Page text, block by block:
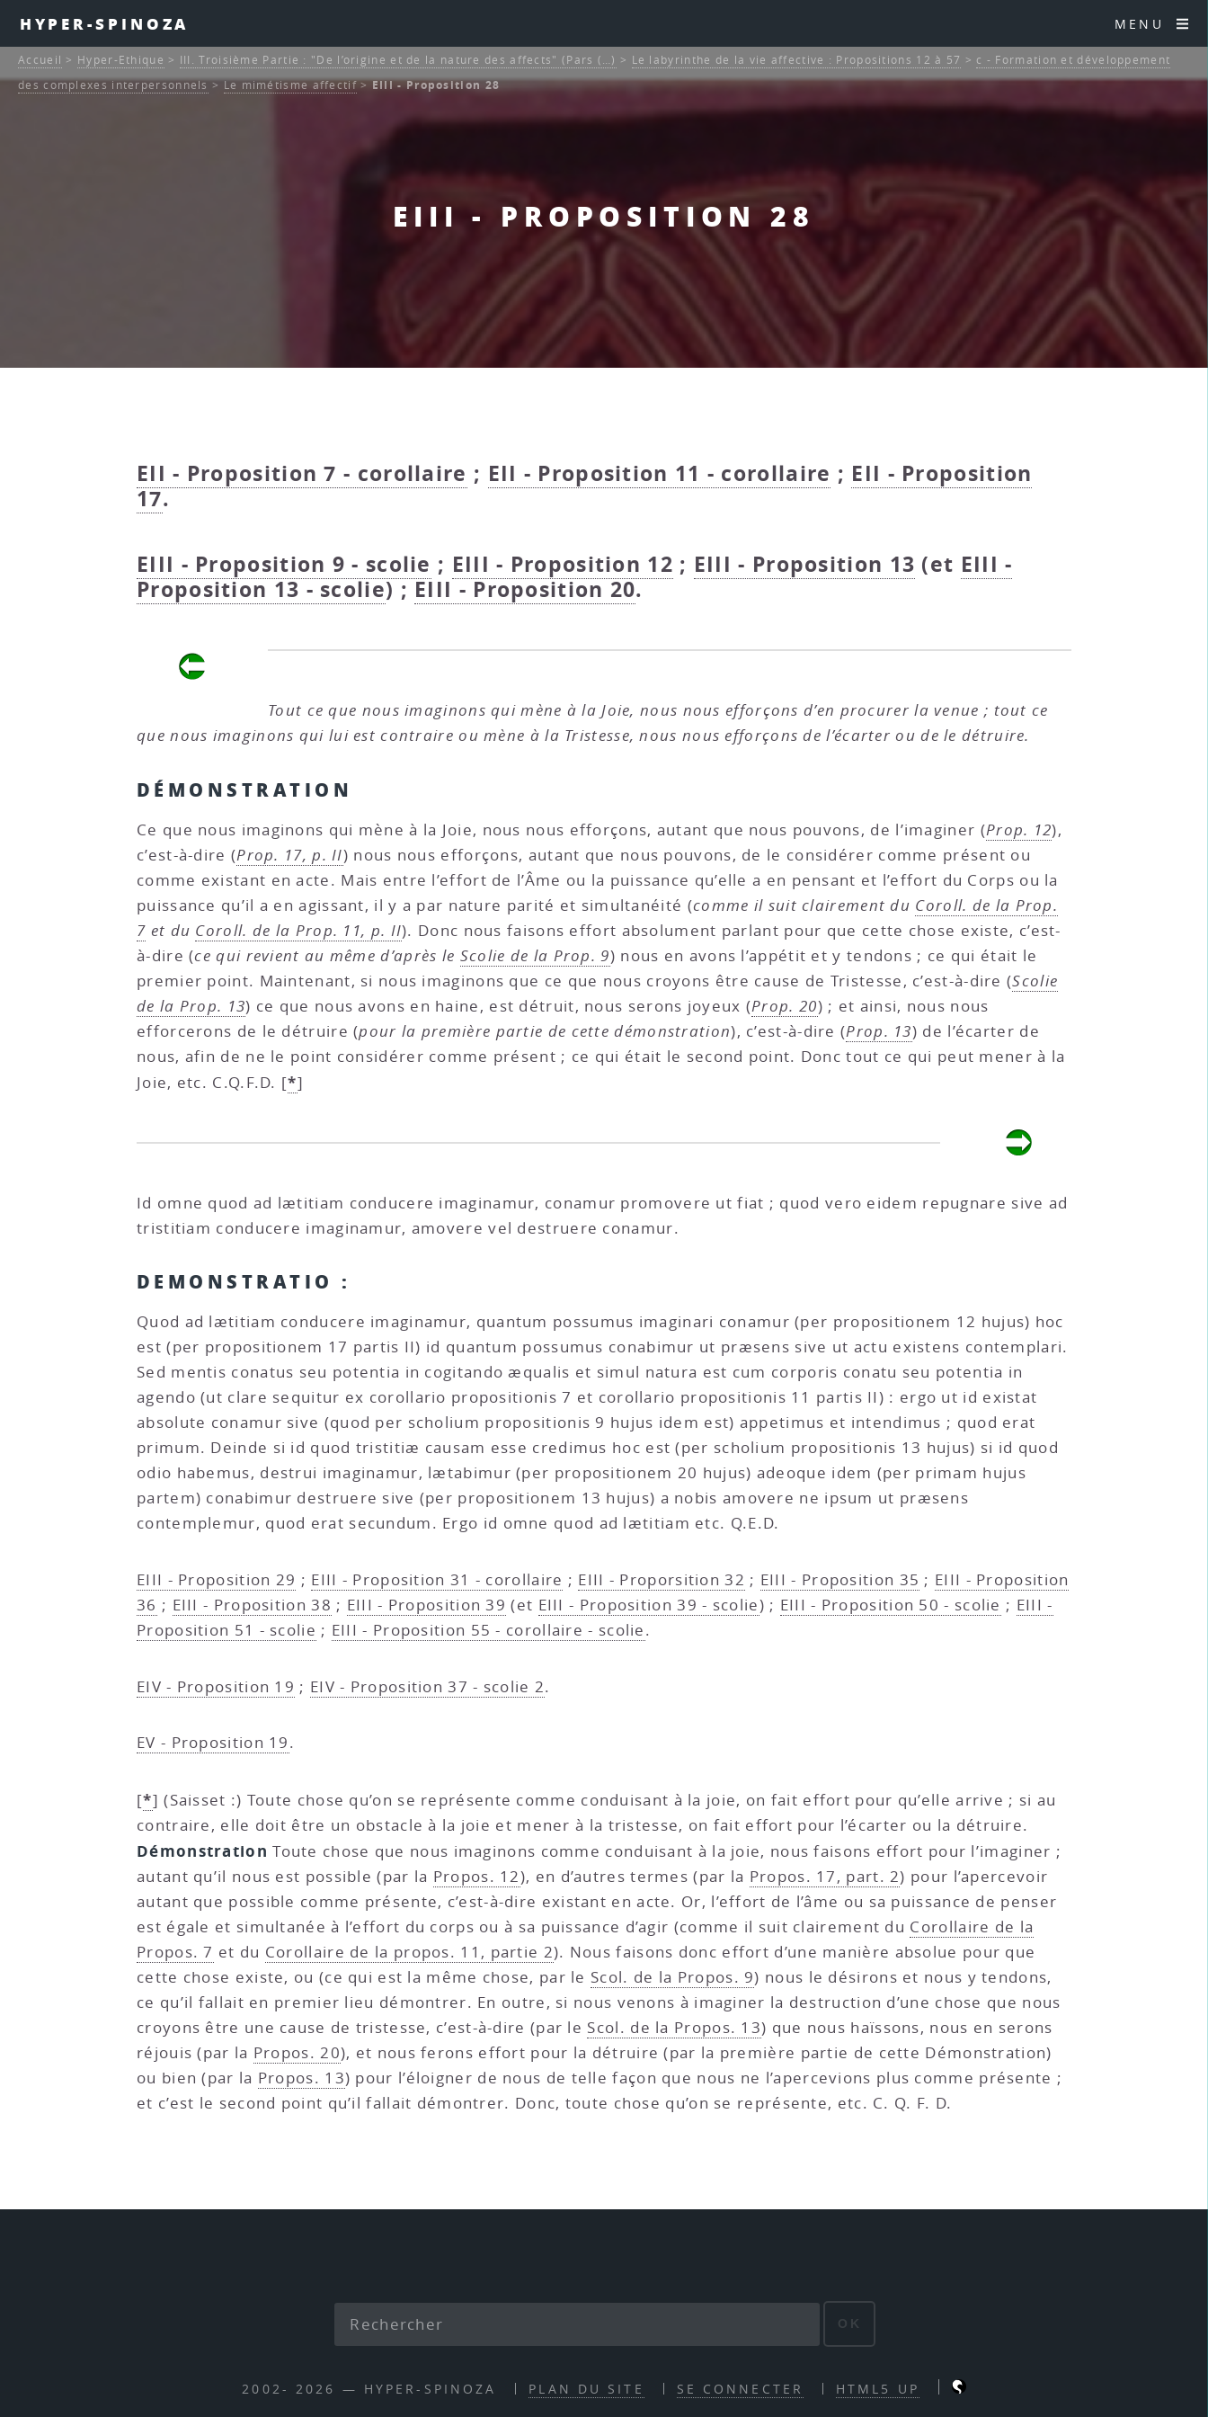
HYPER-SPINOZA MENU
EIII - PROPOSITION 28
Accueil > Hyper-Ethique > III. Troisième Partie : "De l’origine et de la nature des affects" (Pars (…) > Le labyrinthe de la vie affective : Propositions 12 à 57 > c - Formation et développement
des complexes interpersonnels > Le mimétisme affectif>EIII - Proposition 28
EII - Proposition 7 - corollaire ; EII - Proposition 11 - corollaire ; EII - Proposition
17.
EIII - Proposition 9 - scolie ; EIII - Proposition 12 ; EIII - Proposition 13 (et EIII -
Proposition 13 - scolie) ; EIII - Proposition 20.
Tout ce que nous imaginons qui mène à la Joie, nous nous efforçons d’en procurer la venue ; tout ce
que nous imaginons qui lui est contraire ou mène à la Tristesse, nous nous efforçons de l’écarter ou de le détruire.
DÉMONSTRATION
Ce que nous imaginons qui mène à la Joie, nous nous efforçons, autant que nous pouvons, de l’imaginer (Prop. 12),
c’est-à-dire (Prop. 17, p. II) nous nous efforçons, autant que nous pouvons, de le considérer comme présent ou
comme existant en acte. Mais entre l’effort de l’Âme ou la puissance qu’elle a en pensant et l’effort du Corps ou la
puissance qu’il a en agissant, il y a par nature parité et simultanéité (comme il suit clairement du Coroll. de la Prop.
7 et du Coroll. de la Prop. 11, p. II). Donc nous faisons effort absolument parlant pour que cette chose existe, c’est-
à-dire (ce qui revient au même d’après le Scolie de la Prop. 9) nous en avons l’appétit et y tendons ; ce qui était le
premier point. Maintenant, si nous imaginons que ce que nous croyons être cause de Tristesse, c’est-à-dire (Scolie
de la Prop. 13) ce que nous avons en haine, est détruit, nous serons joyeux (Prop. 20) ; et ainsi, nous nous
efforcerons de le détruire (pour la première partie de cette démonstration), c’est-à-dire (Prop. 13) de l’écarter de
nous, afin de ne le point considérer comme présent ; ce qui était le second point. Donc tout ce qui peut mener à la
Joie, etc. C.Q.F.D. [*]
Id omne quod ad lætitiam conducere imaginamur, conamur promovere ut fiat ; quod vero eidem repugnare sive ad
tristitiam conducere imaginamur, amovere vel destruere conamur.
DEMONSTRATIO :
Quod ad lætitiam conducere imaginamur, quantum possumus imaginari conamur (per propositionem 12 hujus) hoc
est (per propositionem 17 partis II) id quantum possumus conabimur ut præsens sive ut actu existens contemplari.
Sed mentis conatus seu potentia in cogitando æqualis et simul natura est cum corporis conatu seu potentia in
agendo (ut clare sequitur ex corollario propositionis 7 et corollario propositionis 11 partis II) : ergo ut id existat
absolute conamur sive (quod per scholium propositionis 9 hujus idem est) appetimus et intendimus ; quod erat
primum. Deinde si id quod tristitiæ causam esse credimus hoc est (per scholium propositionis 13 hujus) si id quod
odio habemus, destrui imaginamur, lætabimur (per propositionem 20 hujus) adeoque idem (per primam hujus
partem) conabimur destruere sive (per propositionem 13 hujus) a nobis amovere ne ipsum ut præsens
contemplemur, quod erat secundum. Ergo id omne quod ad lætitiam etc. Q.E.D.
EIII - Proposition 29 ; EIII - Proposition 31 - corollaire ; EIII - Proporsition 32 ; EIII - Proposition 35 ; EIII - Proposition
36 ; EIII - Proposition 38 ; EIII - Proposition 39 (et EIII - Proposition 39 - scolie) ; EIII - Proposition 50 - scolie ; EIII -
Proposition 51 - scolie ; EIII - Proposition 55 - corollaire - scolie.
EIV - Proposition 19 ; EIV - Proposition 37 - scolie 2.
EV - Proposition 19.
[*](Saisset :) Toute chose qu’on se représente comme conduisant à la joie, on fait effort pour qu’elle arrive ; si au
contraire, elle doit être un obstacle à la joie et mener à la tristesse, on fait effort pour l’écarter ou la détruire.
Démonstration Toute chose que nous imaginons comme conduisant à la joie, nous faisons effort pour l’imaginer ;
autant qu’il nous est possible (par la Propos. 12), en d’autres termes (par la Propos. 17, part. 2) pour l’apercevoir
autant que possible comme présente, c’est-à-dire existant en acte. Or, l’effort de l’âme ou sa puissance de penser
est égale et simultanée à l’effort du corps ou à sa puissance d’agir (comme il suit clairement du Corollaire de la
Propos. 7 et du Corollaire de la propos. 11, partie 2). Nous faisons donc effort d’une manière absolue pour que
cette chose existe, ou (ce qui est la même chose, par le Scol. de la Propos. 9) nous le désirons et nous y tendons,
ce qu’il fallait en premier lieu démontrer. En outre, si nous venons à imaginer la destruction d’une chose que nous
croyons être une cause de tristesse, c’est-à-dire (par le Scol. de la Propos. 13) que nous haïssons, nous en serons
réjouis (par la Propos. 20), et nous ferons effort pour la détruire (par la première partie de cette Démonstration)
ou bien (par la Propos. 13) pour l’éloigner de nous de telle façon que nous ne l’apercevions plus comme présente ;
et c’est le second point qu’il fallait démontrer. Donc, toute chose qu’on se représente, etc. C. Q. F. D.
OK
2002- 2026 — HYPER-SPINOZA PLAN DU SITE SE CONNECTER HTML5 UP